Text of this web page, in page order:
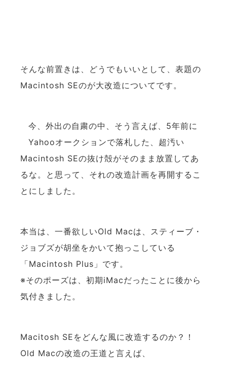
そんな前置きは、どうでもいいとして、表題の
Macintosh SEのが大改造についてです。
今、外出の自粛の中、そう言えば、5年前に
Yahooオークションで落札した、超汚い
Macintosh SEの抜け殻がそのまま放置してあ
るな。と思って、それの改造計画を再開するこ
とにしました。
本当は、一番欲しいOld Macは、スティーブ・
ジョブズが胡坐をかいて抱っこしている
「Macintosh Plus」です。
※そのポーズは、初期iMacだったことに後から
気付きました。
Macitosh SEをどんな風に改造するのか？！
Old Macの改造の王道と言えば、